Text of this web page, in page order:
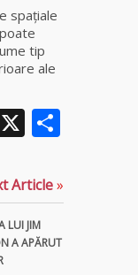
neagră
Clarvăzătoarea
Vrăjitoarea
magiei
negre
Tămăduitoarea
spaţiale
tip
ale
X
Article»
LUI JIM
A APĂRUT